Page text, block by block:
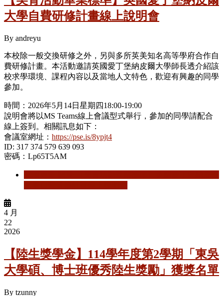
大學自費研修計畫線上說明會
By andreyu
本校除一般交換研修之外，另與多所英美知名高等學府合作自
費研修計畫。本活動邀請英國愛丁堡納皮爾大學師長透介紹該
校求學環境、課程內容以及當地人文特色，歡迎有興趣的同學
參加。
時間：2026年5月14日星期四18:00-19:00
說明會將以MS Teams線上會議型式舉行，參加的同學請配合
線上簽到。相關訊息如下：
會議室網址： https://pse.is/8ypjt4
ID: 317 374 579 639 093
密碼：Lp65T5AM
4 月
22
2026
【陸生獎學金】114學年度第2學期「東吳
大學碩、博士班優秀陸生獎勵」獲獎名單
By tzunny